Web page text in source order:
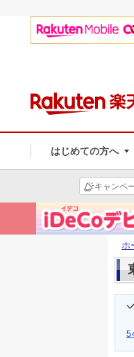
はじめての方へ
キャンペ
ホ